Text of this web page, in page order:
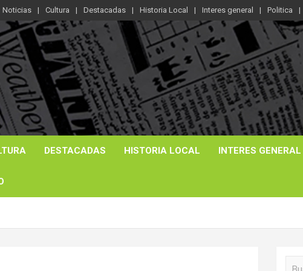
Noticias Cultura Destacadas Historia Local Interes general Politica
DESTACADAS HISTORIA LOCAL INTERES GENERAL